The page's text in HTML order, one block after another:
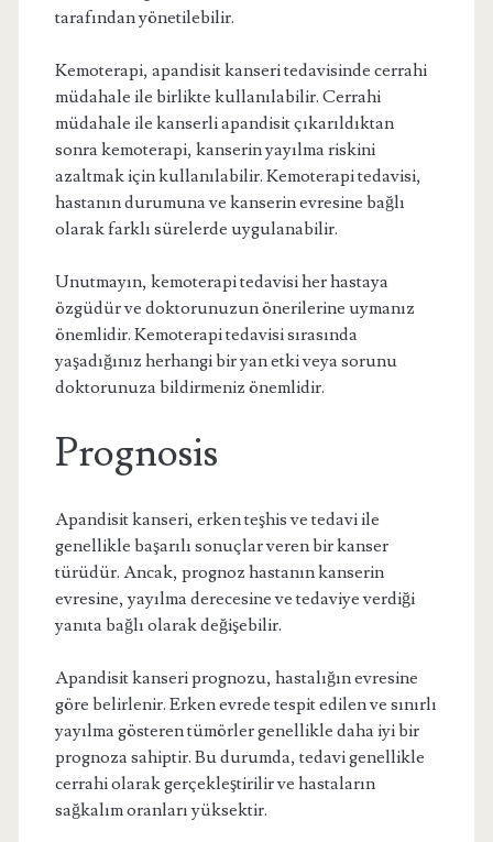
tarafından yönetilebilir.
Kemoterapi, apandisit kanseri tedavisinde cerrahi
müdahale ile birlikte kullanılabilir. Cerrahi
müdahale ile kanserli apandisit çıkarıldıktan
sonra kemoterapi, kanserin yayılma riskini
azaltmak için kullanılabilir. Kemoterapi tedavisi,
hastanın durumuna ve kanserin evresine bağlı
olarak farklı sürelerde uygulanabilir.
Unutmayın, kemoterapi tedavisi her hastaya
özgüdür ve doktorunuzun önerilerine uymanız
önemlidir. Kemoterapi tedavisi sırasında
yaşadığınız herhangi bir yan etki veya sorunu
doktorunuza bildirmeniz önemlidir.
Prognosis
Apandisit kanseri, erken teşhis ve tedavi ile
genellikle başarılı sonuçlar veren bir kanser
türüdür. Ancak, prognoz hastanın kanserin
evresine, yayılma derecesine ve tedaviye verdiği
yanıta bağlı olarak değişebilir.
Apandisit kanseri prognozu, hastalığın evresine
göre belirlenir. Erken evrede tespit edilen ve sınırlı
yayılma gösteren tümörler genellikle daha iyi bir
prognoza sahiptir. Bu durumda, tedavi genellikle
cerrahi olarak gerçekleştirilir ve hastaların
sağkalım oranları yüksektir.